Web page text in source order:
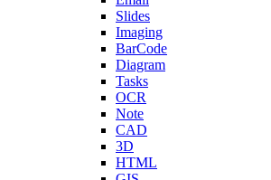
Slides
Imaging
BarCode
Diagram
Tasks
OCR
Note
CAD
3D
HTML